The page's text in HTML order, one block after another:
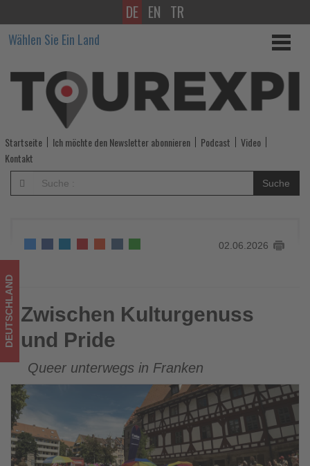
Zwischen
Kulturgenuss
und
Pride
-
Wissen,
was
Tourismus
los
ist!
DE EN TR
Wählen Sie Ein Land
Startseite Ich möchte den Newsletter abonnieren Podcast
Video
Kontakt
Suche
02.06.2026
Zwischen Kulturgenuss und Pride
DEUTSCHLAND Zwischen Kulturgenuss
und Pride
Queer unterwegs in Franken